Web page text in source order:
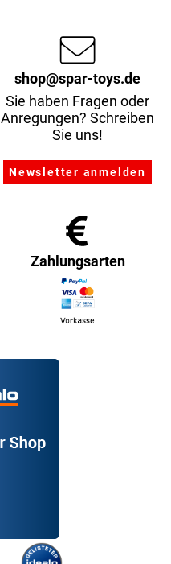
shop@spar-toys.de
Sie haben Fragen oder
Anregungen? Schreiben
Sie uns!
Zahlungsarten